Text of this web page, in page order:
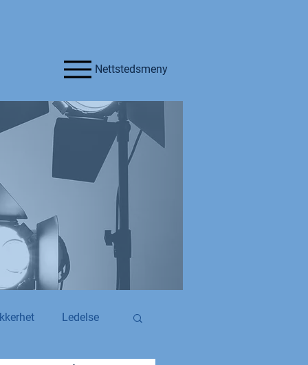
Nettstedsmeny
Ledelse